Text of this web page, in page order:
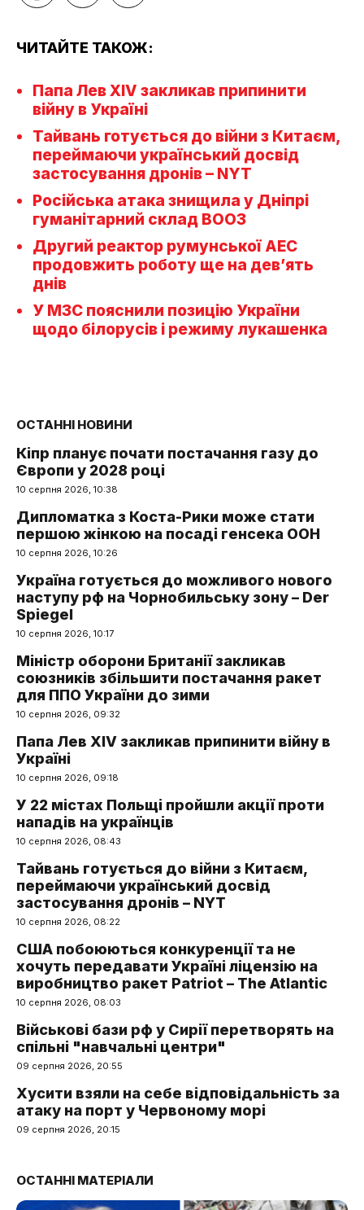
ЧИТАЙТЕ ТАКОЖ:
Папа Лев XIV закликав припинити
війну в Україні
Тайвань готується до війни з Китаєм,
переймаючи український досвід
застосування дронів – NYT
Російська атака знищила у Дніпрі
гуманітарний склад ВООЗ
Другий реактор румунської АЕС
продовжить роботу ще на дев’ять
днів
У МЗС пояснили позицію України
щодо білорусів і режиму лукашенка
ОСТАННІ НОВИНИ
Кіпр планує почати постачання газу до
Європи у 2028 році
10 серпня 2026, 10:38
Дипломатка з Коста-Рики може стати
першою жінкою на посаді генсека ООН
10 серпня 2026, 10:26
Україна готується до можливого нового
наступу рф на Чорнобильську зону – Der
Spiegel
10 серпня 2026, 10:17
Міністр оборони Британії закликав
союзників збільшити постачання ракет
для ППО України до зими
10 серпня 2026, 09:32
Папа Лев XIV закликав припинити війну в
Україні
10 серпня 2026, 09:18
У 22 містах Польщі пройшли акції проти
нападів на українців
10 серпня 2026, 08:43
Тайвань готується до війни з Китаєм,
переймаючи український досвід
застосування дронів – NYT
10 серпня 2026, 08:22
США побоюються конкуренції та не
хочуть передавати Україні ліцензію на
виробництво ракет Patriot – The Atlantic
10 серпня 2026, 08:03
Військові бази рф у Сирії перетворять на
спільні "навчальні центри"
09 серпня 2026, 20:55
Хусити взяли на себе відповідальність за
атаку на порт у Червоному морі
09 серпня 2026, 20:15
ОСТАННІ МАТЕРІАЛИ